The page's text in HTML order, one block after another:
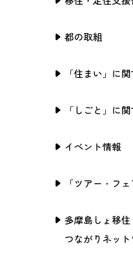
都の取組
「住まい」に
「しごと」に
イベント情報
「ツアー・フ
多摩島しょ移
つながりネット